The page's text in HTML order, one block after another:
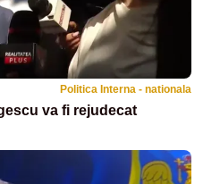
Politica Interna - nationala
va fi rejudecat